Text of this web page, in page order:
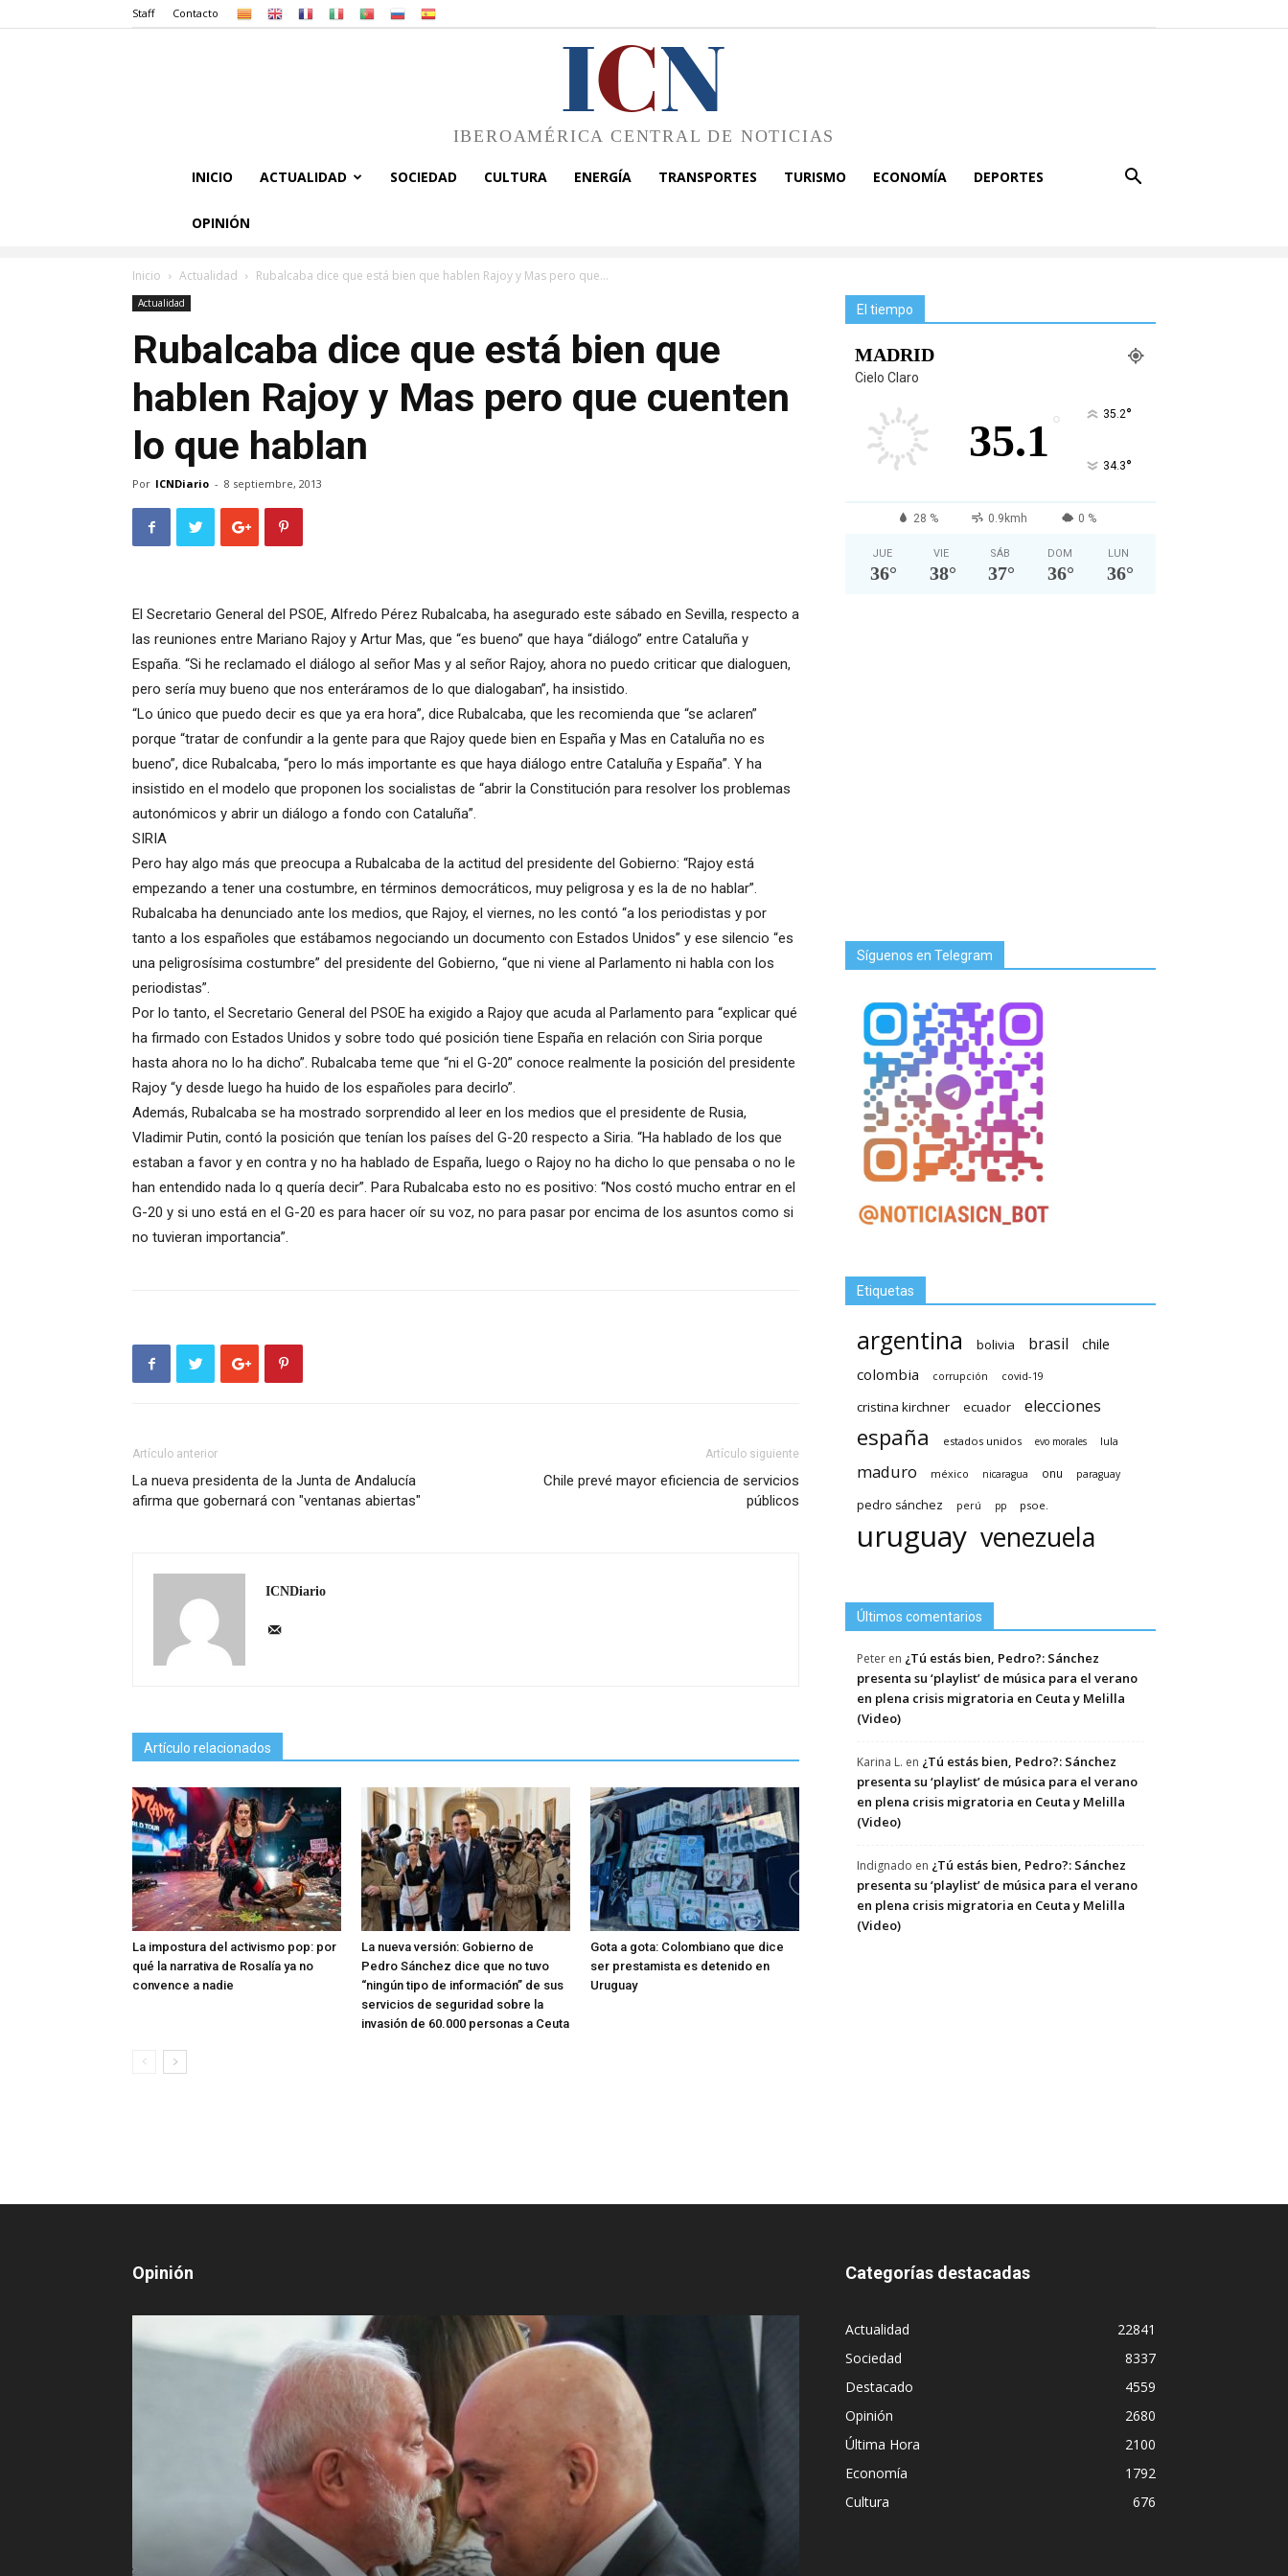
Staff Contacto
ICN
IBEROAMÉRICA CENTRAL DE NOTICIAS
INICIO ACTUALIDAD SOCIEDAD CULTURA ENERGÍA TRANSPORTES TURISMO ECONOMÍA DEPORTES
OPINIÓN
Inicio Actualidad Rubalcaba dice que está bien que hablen Rajoy y Mas pero que...
Actualidad
Rubalcaba dice que está bien que
hablen Rajoy y Mas pero que cuenten
lo que hablan
Por ICNDiario - 8 septiembre, 2013
El Secretario General del PSOE, Alfredo Pérez Rubalcaba, ha asegurado este sábado en Sevilla, respecto a
las reuniones entre Mariano Rajoy y Artur Mas, que “es bueno” que haya “diálogo” entre Cataluña y
España. “Si he reclamado el diálogo al señor Mas y al señor Rajoy, ahora no puedo criticar que dialoguen,
pero sería muy bueno que nos enteráramos de lo que dialogaban”, ha insistido.
“Lo único que puedo decir es que ya era hora”, dice Rubalcaba, que les recomienda que “se aclaren”
porque “tratar de confundir a la gente para que Rajoy quede bien en España y Mas en Cataluña no es
bueno”, dice Rubalcaba, “pero lo más importante es que haya diálogo entre Cataluña y España”. Y ha
insistido en el modelo que proponen los socialistas de “abrir la Constitución para resolver los problemas
autonómicos y abrir un diálogo a fondo con Cataluña”.
SIRIA
Pero hay algo más que preocupa a Rubalcaba de la actitud del presidente del Gobierno: “Rajoy está
empezando a tener una costumbre, en términos democráticos, muy peligrosa y es la de no hablar”.
Rubalcaba ha denunciado ante los medios, que Rajoy, el viernes, no les contó “a los periodistas y por
tanto a los españoles que estábamos negociando un documento con Estados Unidos” y ese silencio “es
una peligrosísima costumbre” del presidente del Gobierno, “que ni viene al Parlamento ni habla con los
periodistas”.
Por lo tanto, el Secretario General del PSOE ha exigido a Rajoy que acuda al Parlamento para “explicar qué
ha firmado con Estados Unidos y sobre todo qué posición tiene España en relación con Siria porque
hasta ahora no lo ha dicho”. Rubalcaba teme que “ni el G-20” conoce realmente la posición del presidente
Rajoy “y desde luego ha huido de los españoles para decirlo”.
Además, Rubalcaba se ha mostrado sorprendido al leer en los medios que el presidente de Rusia,
Vladimir Putin, contó la posición que tenían los países del G-20 respecto a Siria. “Ha hablado de los que
estaban a favor y en contra y no ha hablado de España, luego o Rajoy no ha dicho lo que pensaba o no le
han entendido nada lo q quería decir”. Para Rubalcaba esto no es positivo: “Nos costó mucho entrar en el
G-20 y si uno está en el G-20 es para hacer oír su voz, no para pasar por encima de los asuntos como si
no tuvieran importancia”.
Artículo anterior
La nueva presidenta de la Junta de Andalucía
afirma que gobernará con "ventanas abiertas"
Artículo siguiente
Chile prevé mayor eficiencia de servicios
públicos
ICNDiario
Artículo relacionados
La impostura del activismo pop: por
qué la narrativa de Rosalía ya no
convence a nadie
La nueva versión: Gobierno de
Pedro Sánchez dice que no tuvo
“ningún tipo de información” de sus
servicios de seguridad sobre la
invasión de 60.000 personas a Ceuta
Gota a gota: Colombiano que dice
ser prestamista es detenido en
Uruguay
El tiempo
MADRID
Cielo Claro
35.1 ° 35.2°
34.3°
28 % 0.9kmh 0 %
JUE
36°
VIE
38°
SÁB
37°
DOM
36°
LUN
36°
Síguenos en Telegram
Etiquetas
argentina bolivia brasil
chile
colombia
corrupción covid-19
cristina kirchner ecuador elecciones
españa estados unidos evo morales lula
maduro méxico nicaragua onu paraguay
pedro sánchez perú pp psoe.
uruguay venezuela
Últimos comentarios
Peter en ¿Tú estás bien, Pedro?: Sánchez
presenta su ‘playlist’ de música para el verano
en plena crisis migratoria en Ceuta y Melilla
(Video)
Karina L. en ¿Tú estás bien, Pedro?: Sánchez
presenta su ‘playlist’ de música para el verano
en plena crisis migratoria en Ceuta y Melilla
(Video)
Indignado en ¿Tú estás bien, Pedro?: Sánchez
presenta su ‘playlist’ de música para el verano
en plena crisis migratoria en Ceuta y Melilla
(Video)
Opinión Categorías destacadas
Actualidad
22841
Sociedad
8337
Destacado
4559
Opinión
2680
Última Hora
2100
Economía
1792
Cultura
676